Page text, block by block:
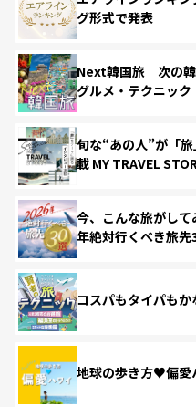
グ形式で発表
Next韓国旅 次の韓
グルメ・テクニック
旬な“あの人”が「
載 MY TRAVEL
今、こんな旅がし
年絶対行くべき旅先
コスパもタイパも
地球の歩き方♥偏愛